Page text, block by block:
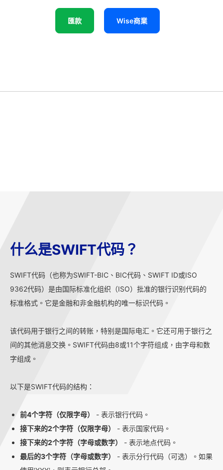
匯款 Wise商業
什么是SWIFT代码？
SWIFT代码（也称为SWIFT-BIC、BIC代码、SWIFT ID或ISO
9362代码）是由国际标准化组织（ISO）批准的银行识别代码的
标准格式。它是金融和非金融机构的唯一标识代码。
该代码用于银行之间的转账，特别是国际电汇。它还可用于银行之
间的其他消息交换。SWIFT代码由8或11个字符组成，由字母和数
字组成。
以下是SWIFT代码的结构：
前4个字符（仅限字母）
- 表示银行代码。
接下来的2个字符（仅限字母）
- 表示国家代码。
接下来的2个字符（字母或数字）
- 表示地点代码。
最后的3个字符（字母或数字）
- 表示分行代码（可选）。如果